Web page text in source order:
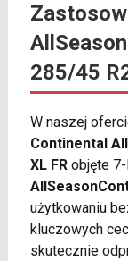
285/45
W naszej
Continental
XL FRobjęte 7-
użytkowaniu
kluczowych
skutecznie